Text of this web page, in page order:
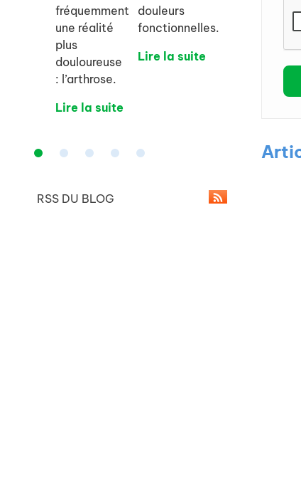
fréquemment
une réalité
plus
douloureuse
: l’arthrose.
Lire la suite
douleurs
fonctionnelles.
Lire la suite
RSS DU BLOG